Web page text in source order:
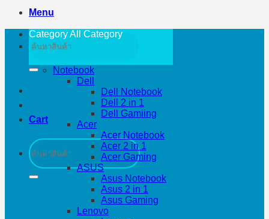
Menu
Search
for:
Cart
Search
for:
Category All Category
Notebook
Dell
Dell Notebook
Dell 2 in 1
Dell Gamiing
Acer
Acer Notebook
Acer 2 in 1
Acer Gaming
ASUS
Asus Notebook
Asus 2 in 1
Asus Gaming
Lenovo